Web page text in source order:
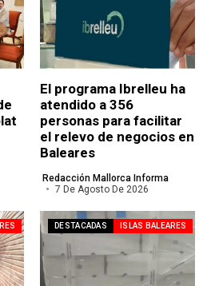
El programa Ibrelleu ha
atendido a 356
personas para facilitar
el relevo de negocios en
Baleares
Redacción Mallorca Informa
7 De Agosto De 2026
DESTACADAS ISLAS BALEARES